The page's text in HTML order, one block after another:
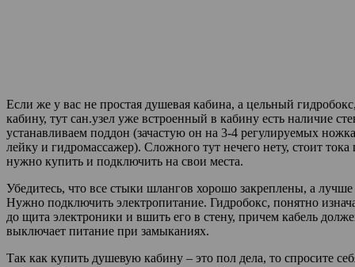
Если же у вас не простая душевая кабина, а цельный
кабину, тут сан.узел уже встроенный в кабину есть наличие
устанавливаем поддон (зачастую он на 3-4 регулируемых
лейку и гидромассажер). Сложного тут нечего нету, стоит
нужно купить и подключить на свои места.
Убедитесь, что все стыки шлангов хорошо закреплены, а
Нужно подключить электропитание. Гидробокс, понятно
до щита электроники и вшить его в стену, причем кабель
выключает питание при замыканиях.
Так как купить душевую кабину – это пол дела, то спросите